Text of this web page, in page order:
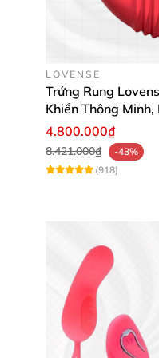
Trọng
Quà tặng
Những thông
🎥 Hướng
Sử dụng
LOVENSE
Trứng Rung
Khiển Thông
4.800.000₫
8.421.000₫
-43%
(918)